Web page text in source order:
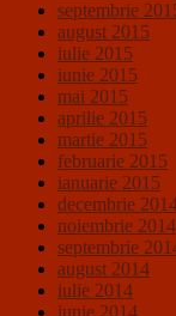
septembrie
august 2015
iulie 2015
iunie 2015
mai 2015
aprilie 2015
martie 2015
februarie 2015
ianuarie 2015
decembrie
noiembrie 2014
septembrie
august 2014
iulie 2014
iunie 2014